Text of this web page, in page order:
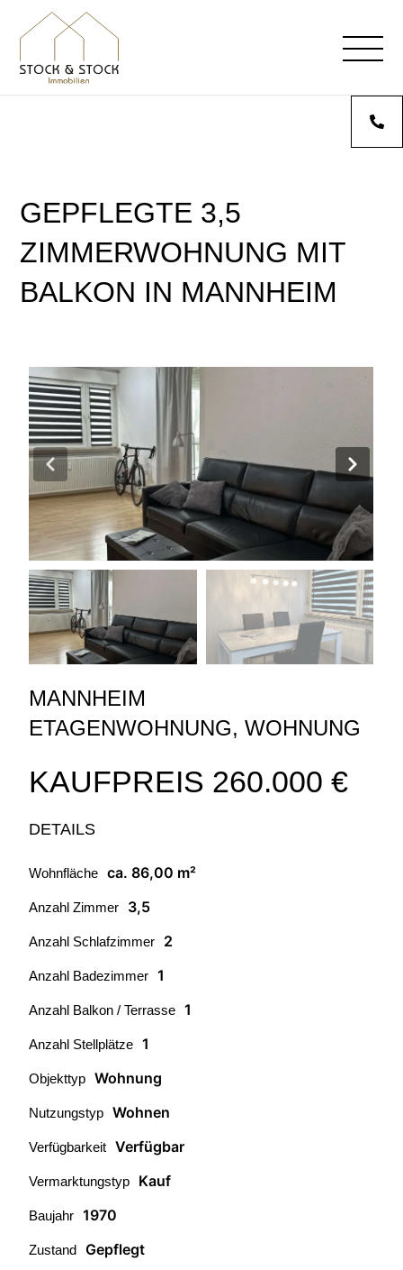
GEPFLEGTE 3,5
ZIMMERWOHNUNG MIT
BALKON IN MANNHEIM
MANNHEIM
ETAGENWOHNUNG,WOHNUNG
KAUFPREIS 260.000 €
DETAILS
Wohnfläche ca. 86,00 m²
Anzahl Zimmer 3,5
Anzahl Schlafzimmer 2
Anzahl Badezimmer 1
Anzahl Balkon / Terrasse 1
Anzahl Stellplätze 1
Objekttyp Wohnung
Nutzungstyp Wohnen
Verfügbarkeit Verfügbar
Vermarktungstyp Kauf
Baujahr 1970
Zustand Gepflegt